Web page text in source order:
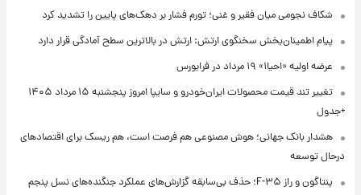
شکاف نجومی میان فقیر و غنی؛ تورم فشار بر دهک‌های پایین را تشدید کرد
پیام اطمینان‌بخش سخنگوی ارتش: ارتش در بالاترین سطح آمادگی قرار دارد
عرضه اولیه «احیا۱» ۱۹ مرداد در فرابورس
تغییر تند قیمت محصولات ایران‌خودرو و سایپا امروز پنجشنبه ۱۵ مرداد ۱۴۰۵
+جدول
هشدار بانک جهانی؛ هوش مصنوعی هم فرصت است، هم ریسک برای اقتصادهای
درحال توسعه
پنتاگون و راز F-۳۵؛ حذف بی‌سابقه گزارش‌های عملکرد جنگنده‌های نسل پنجم